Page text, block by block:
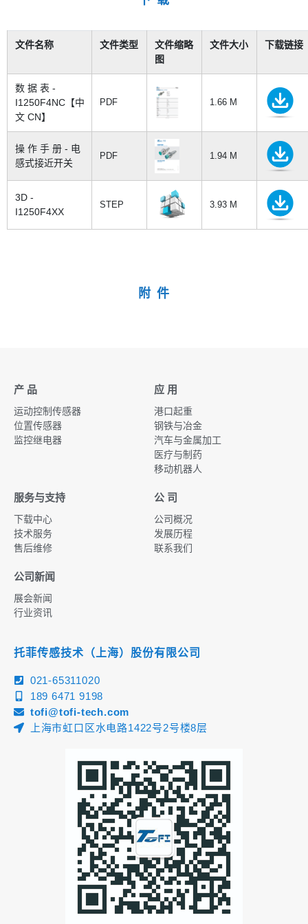
文件名称 文件类型
文件缩略
图
文件大小 下载链接
数 据 表 -
I1250F4NC【中
文 CN】
PDF 1.66 M
操 作 手 册 - 电
感式接近开关
PDF 1.94 M
3D -
I1250F4XX
STEP 3.93 M
附 件
产 品
运动控制传感器
位置传感器
监控继电器
应 用
港口起重
钢铁与冶金
汽车与金属加工
医疗与制药
移动机器人
服务与支持
下载中心
技术服务
售后维修
公 司
公司概况
发展历程
联系我们
公司新闻
展会新闻
行业资讯
托菲传感技术（上海）股份有限公司
021-65311020
189 6471 9198
tofi@tofi-tech.com
上海市虹口区水电路1422号2号楼8层